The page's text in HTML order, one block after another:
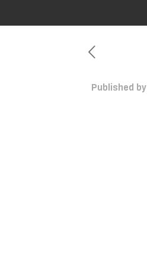
Published by